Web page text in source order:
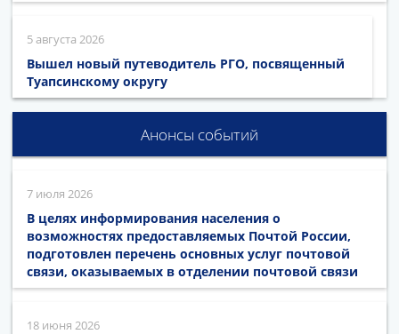
5 августа 2026
Вышел новый путеводитель РГО, посвященный
Туапсинскому округу
Анонсы событий
7 июля 2026
В целях информирования населения о
возможностях предоставляемых Почтой России,
подготовлен перечень основных услуг почтовой
связи, оказываемых в отделении почтовой связи
18 июня 2026